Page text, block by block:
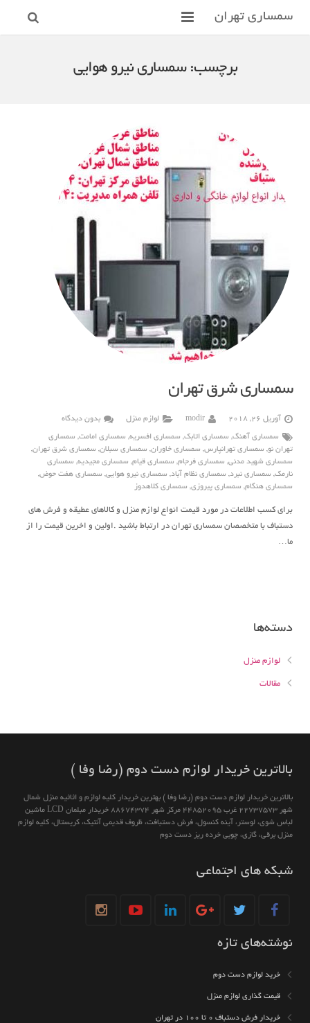
سمساری تهران
سمساری شمال تهران
سمساری غرب تهران
سمساری مرکز تهران
سمساری جنوب تهران
خریدار لوازم منزل
خریدار فرش دستباف
ارتباط با ما
برچسب:سمساری نیرو هوایی
سمساری شرق تهران
آوریل 26, 2018 modir لوازم منزل بدون دیدگاه
سمساری آهنگ, سمساری اتابک, سمساری افسریه, سمساری امامت, سمساری
تهران نو, سمساری تهرانپارس, سمساری خاوران, سمساری سبلان, سمساری شرق تهران,
سمساری شهید مدنی, سمساری فرجام, سمساری قیام, سمساری مجیدیه, سمساری
نارمک, سمساری نبرد, سمساری نظام آباد, سمساری نیرو هوایی, سمساری هفت حوض,
سمساری هنگام, سمساری پیروزی, سمساری کلاهدوز
برای کسب اطلاعات در مورد قیمت انواع لوازم منزل و کالاهای عطیقه و فرش های
دستباف با متخصصان سمساری تهران در ارتباط باشید .اولین و اخرین قیمت را از
ما…
دسته‌ها
لوازم منزل
مقالات
بالاترين خريدار لوازم دست دوم (رضا وفا )
بالاترين خريدار لوازم دست دوم (رضا وفا ) بهترین خريدار كليه لوازم و اثاثیه منزل شمال
شهر 22737573 غرب 44852095 مركز شهر 88674374 خريدار مبلمان LCD ماشين
لباس شوى، لوستر، آينه كنسول، فرش دستبافت، ظروف قديمى آنتيك، كريستال، كليه لوازم
منزل برقى، گازى، چوبى خرده ريز دست دوم
شبکه های اجتماعی
نوشته‌های تازه
خرید لوازم دست دوم
قیمت گذاری لوازم منزل
خریدار فرش دستباف ۰ تا ۱۰۰ در تهران